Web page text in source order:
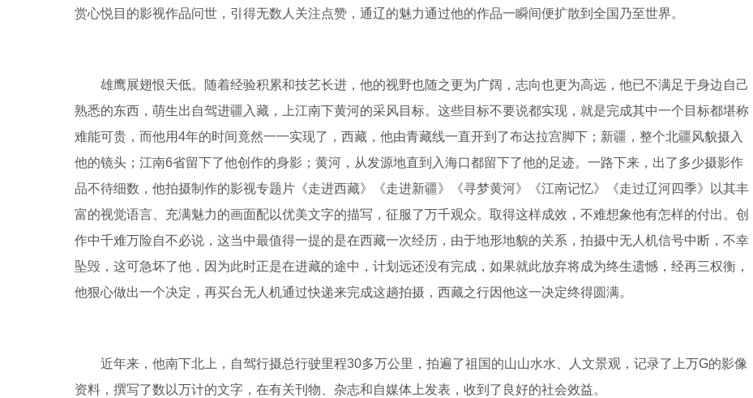
赏心悦目的影视作品问世，引得无数人关注点赞，通辽的魅力通过他的作品一瞬间便扩散到全国乃至世界。
雄鹰展翅恨天低。随着经验积累和技艺长进，他的视野也随之更为广阔，志向也更为高远，他已不满足于身边自己
熟悉的东西，萌生出自驾进疆入藏，上江南下黄河的采风目标。这些目标不要说都实现，就是完成其中一个目标都堪称
难能可贵，而他用4年的时间竟然一一实现了，西藏，他由青藏线一直开到了布达拉宫脚下；新疆，整个北疆风貌摄入
他的镜头；江南6省留下了他创作的身影；黄河，从发源地直到入海口都留下了他的足迹。一路下来，出了多少摄影作
品不待细数，他拍摄制作的影视专题片《走进西藏》《走进新疆》《寻梦黄河》《江南记忆》《走过辽河四季》以其丰
富的视觉语言、充满魅力的画面配以优美文字的描写，征服了万千观众。取得这样成效，不难想象他有怎样的付出。创
作中千难万险自不必说，这当中最值得一提的是在西藏一次经历，由于地形地貌的关系，拍摄中无人机信号中断，不幸
坠毁，这可急坏了他，因为此时正是在进藏的途中，计划远还没有完成，如果就此放弃将成为终生遗憾，经再三权衡，
他狠心做出一个决定，再买台无人机通过快递来完成这趟拍摄，西藏之行因他这一决定终得圆满。
近年来，他南下北上，自驾行摄总行驶里程30多万公里，拍遍了祖国的山山水水、人文景观，记录了上万G的影像
资料，撰写了数以万计的文字，在有关刊物、杂志和自媒体上发表，收到了良好的社会效益。